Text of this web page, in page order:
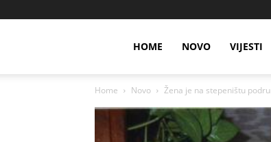
HOME NOVO VIJESTI
Home Novo Žena je na stepeništu